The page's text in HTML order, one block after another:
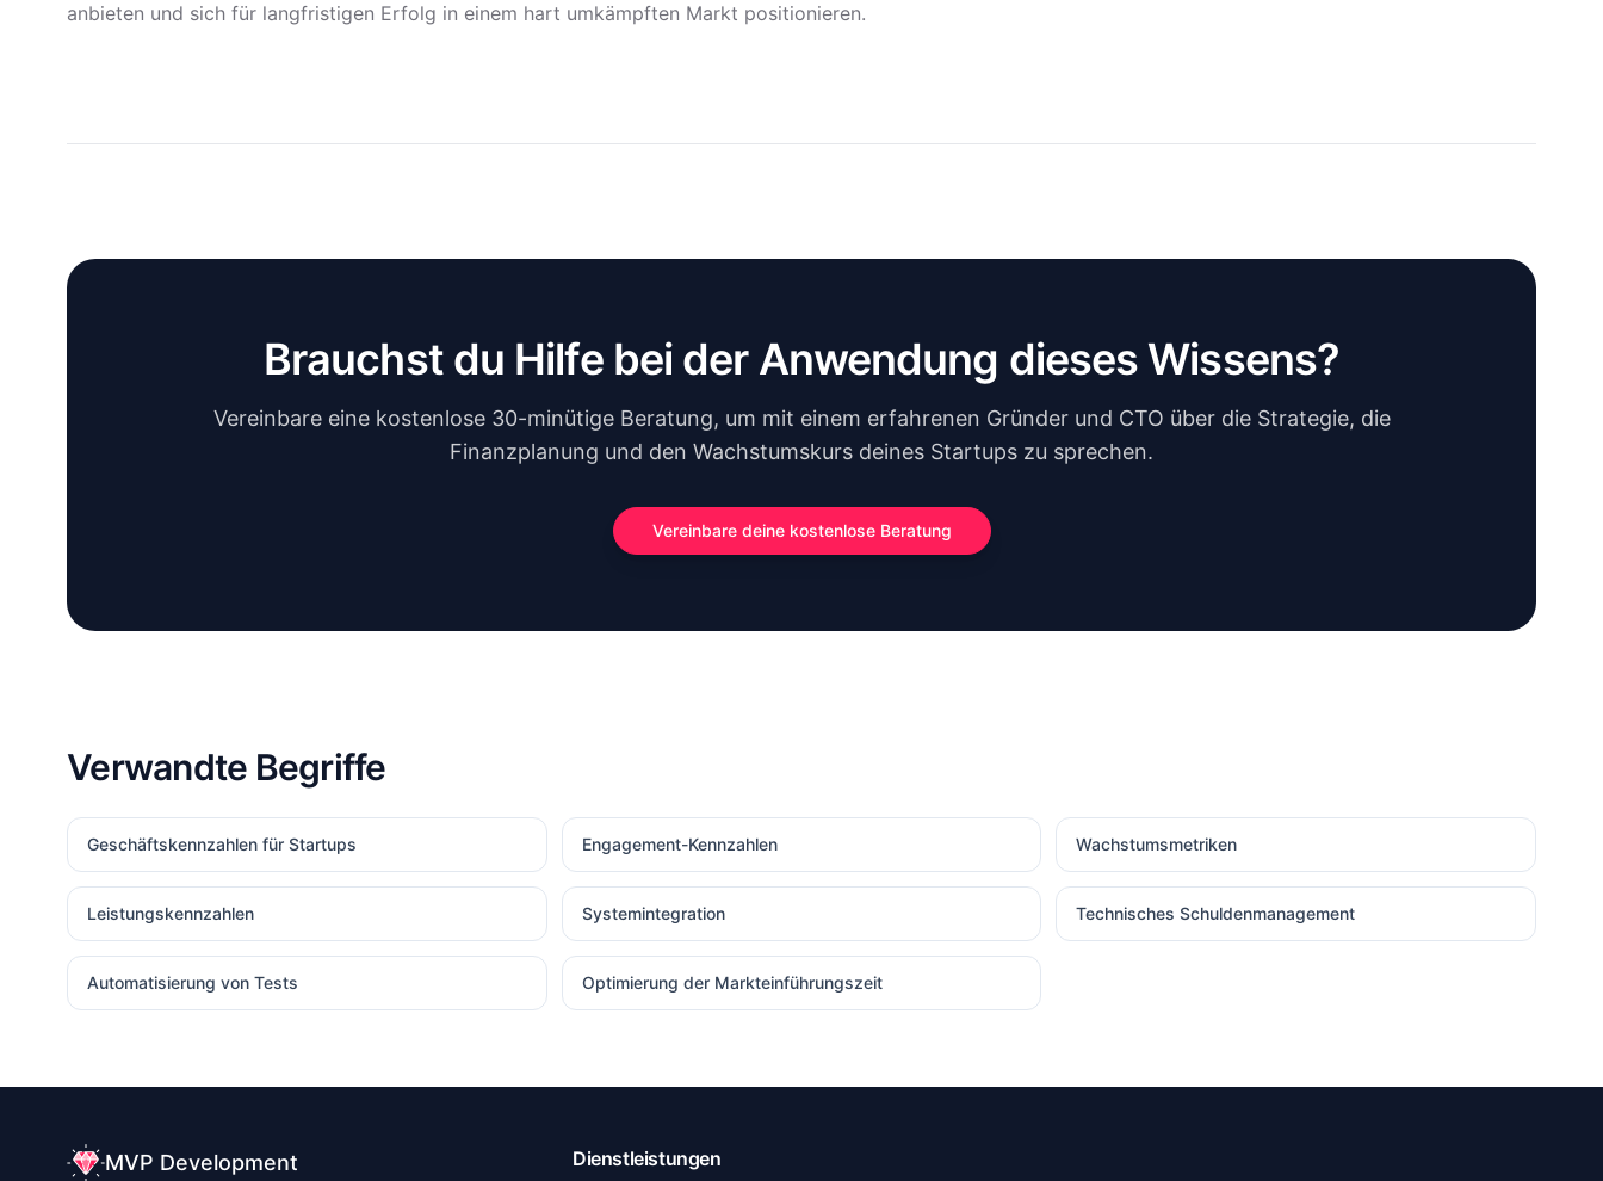
anbieten und sich für langfristigen Erfolg in einem hart umkämpften Markt positionieren.
Brauchst du Hilfe bei der Anwendung dieses Wissens?
Vereinbare eine kostenlose 30-minütige Beratung, um mit einem erfahrenen Gründer und CTO über die Strategie, die
Finanzplanung und den Wachstumskurs deines Startups zu sprechen.
Vereinbare deine kostenlose Beratung
Verwandte Begriffe
Geschäftskennzahlen für Startups Engagement-Kennzahlen Wachstumsmetriken
Leistungskennzahlen Systemintegration Technisches Schuldenmanagement
Automatisierung von Tests Optimierung der Markteinführungszeit
MVP Development Dienstleistungen